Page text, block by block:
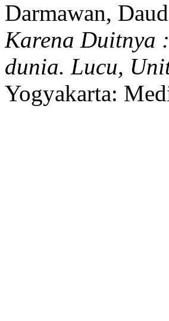
Darmawan,
Karena Duitnya
dunia. Lucu,
Yogyakarta: